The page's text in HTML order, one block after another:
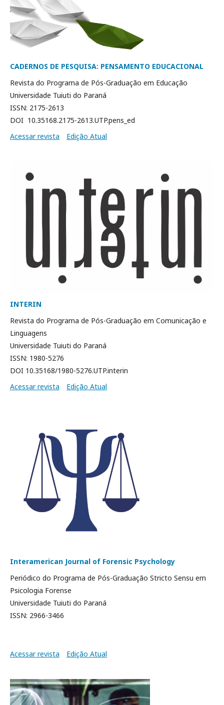
CADERNOS DE PESQUISA: PENSAMENTO EDUCACIONAL
Revista do Programa de Pós-Graduação em Educação
Universidade Tuiuti do Paraná
ISSN: 2175-2613
DOI 10.35168.2175-2613.UTP.pens_ed
Acessar revista
Edição Atual
INTERIN
Revista do Programa de Pós-Graduação em Comunicação e
Linguagens
Universidade Tuiuti do Paraná
ISSN: 1980-5276
DOI 10.35168/1980-5276.UTP.interin
Acessar revista
Edição Atual
Interamerican Journal of Forensic Psychology
Periódico do Programa de Pós-Graduação Stricto Sensu em
Psicologia Forense
Universidade Tuiuti do Paraná
ISSN: 2966-3466
Acessar revista Edição Atual